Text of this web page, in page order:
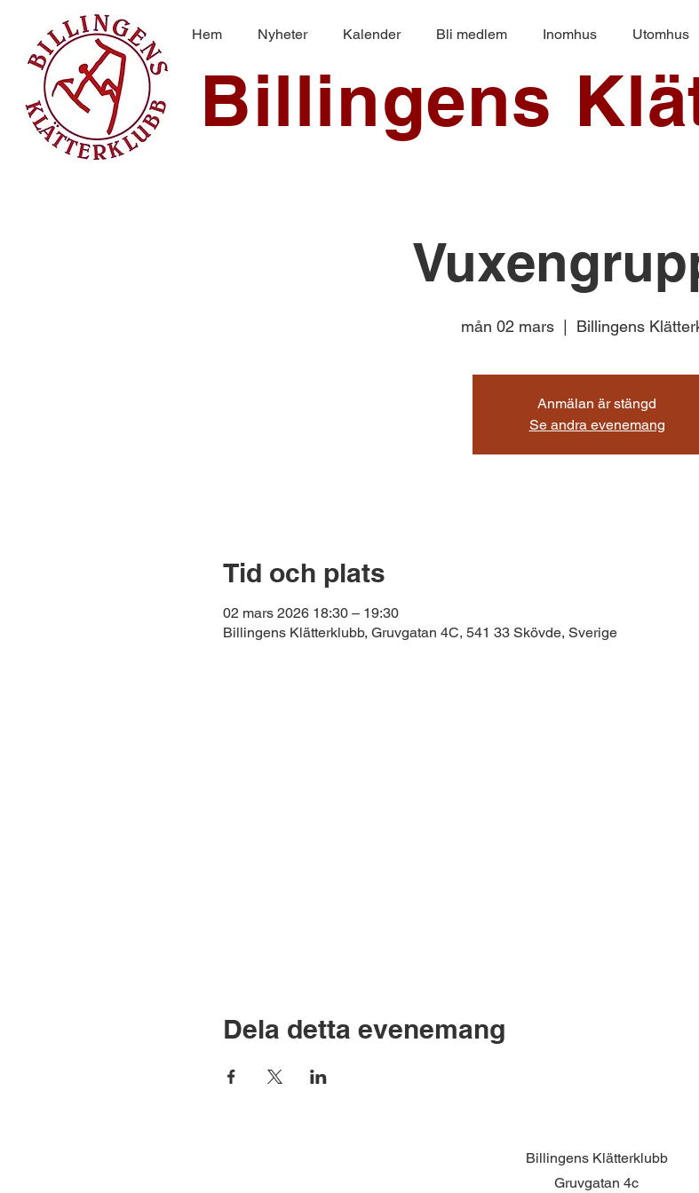
Billingens
Hem Nyheter Kalender Bli medlem Inomhus Utomhus
mån 02 mars
  |
Billingens
Anmälan är stängd
Se andra evenemang
Tid och plats
02 mars 2026 18:30 – 19:30
Billingens Klätterklubb, Gruvgatan 4C, 541 33 Skövde, Sverige
Dela detta evenemang
Billingens Klätterklubb
Gruvgatan 4c